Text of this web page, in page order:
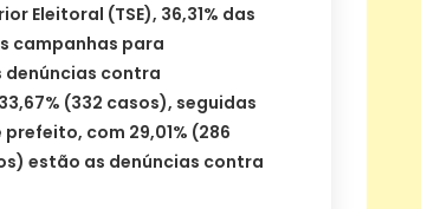
Eleitoral (TSE), 36,31% das
campanhas para
denúncias contra
(332 casos), seguidas
com 29,01% (286
estão as denúncias contra